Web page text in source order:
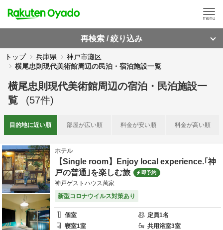
再検索 / 絞り込み
トップ 兵庫県
神戸市灘区
横尾忠則現代美術館周辺の民泊・宿泊施設一覧
横尾忠則現代美術館周辺の宿泊・民泊施設一
覧
(57件)
目的地に近い順 部屋が広い順 料金が安い順 料金が高い順
ホテル
【Single room】Enjoy local experience.｢神
戸の普通｣を楽しむ旅
即予約
神戸ゲストハウス萬家
新型コロナウイルス対策あり
個室 定員1名
寝室1室 共用浴室3室